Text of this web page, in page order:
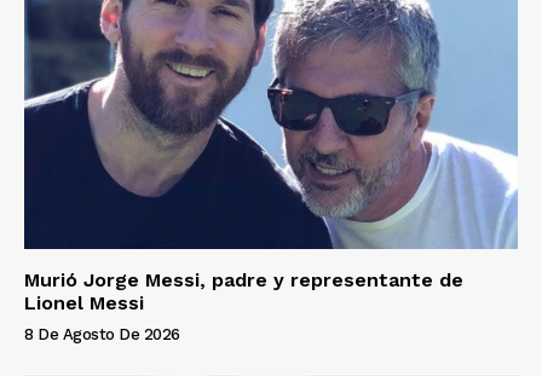
Murió Jorge Messi, padre y representante de
Lionel Messi
8 De Agosto De 2026